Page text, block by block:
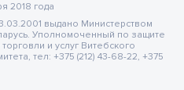
2018 года
выдано Министерством
Уполномоченный по защите
и услуг Витебского
тел: +375 (212) 43-68-22, +375